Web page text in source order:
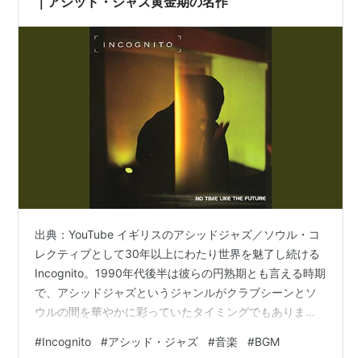
出典：YouTube イギリスのアシッドジャズ／ソウル・コ
レクティブとして30年以上にわたり世界を魅了し続ける
Incognito。1990年代後半は彼らの円熟期とも言える時期
で、アシッドジャズというジャンルがクラブシーンとソ
ウルの間を華やかに彩っていたタイミングでもありま
The Future』は、ファンク、ソウル、アフロ、ダンスミ
#Incognito #アシッド・ジャズ #音楽 #BGM